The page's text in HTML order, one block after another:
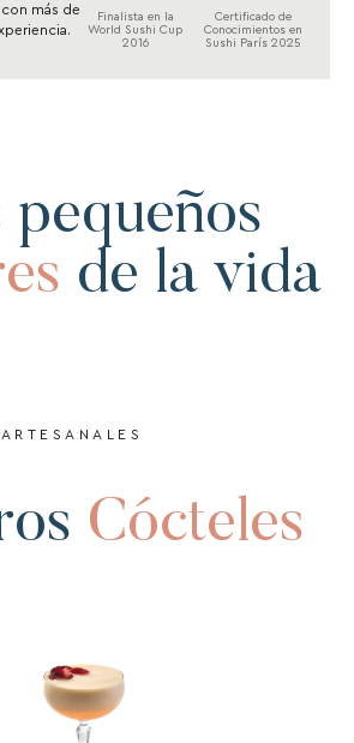
más de
Finalista en la
World Sushi Cup
2016
Certificado de
Conocimientos en
Sushi París 2025
pequeños
de la vida
Cócteles